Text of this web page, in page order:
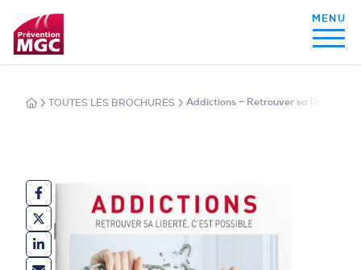
MON ALIMENTATION
MON ACTIVITÉ PHYSIQUE
TOUTES LES BROCHURES Addictions − Retrouver sa liberté,